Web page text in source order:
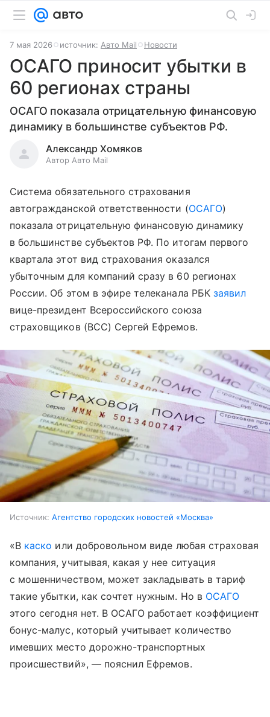
7 мая 2026 источник: Авто Mail Новости
ОСАГО приносит убытки в
60 регионах страны
ОСАГО показала отрицательную финансовую
динамику в большинстве субъектов РФ.
Александр Хомяков
Автор Авто Mail
Система обязательного страхования
автогражданской ответственности (ОСАГО)
показала отрицательную финансовую динамику
в большинстве субъектов РФ. По итогам первого
квартала этот вид страхования оказался
убыточным для компаний сразу в 60 регионах
России. Об этом в эфире телеканала РБК заявил
вице-президент Всероссийского союза
страховщиков (ВСС) Сергей Ефремов.
Источник: Агентство городских новостей «Москва»
«В каско или добровольном виде любая страховая
компания, учитывая, какая у нее ситуация
с мошенничеством, может закладывать в тариф
такие убытки, как сочтет нужным. Но в ОСАГО
этого сегодня нет. В ОСАГО работает коэффициент
бонус-малус, который учитывает количество
имевших место дорожно-транспортных
происшествий», — пояснил Ефремов.